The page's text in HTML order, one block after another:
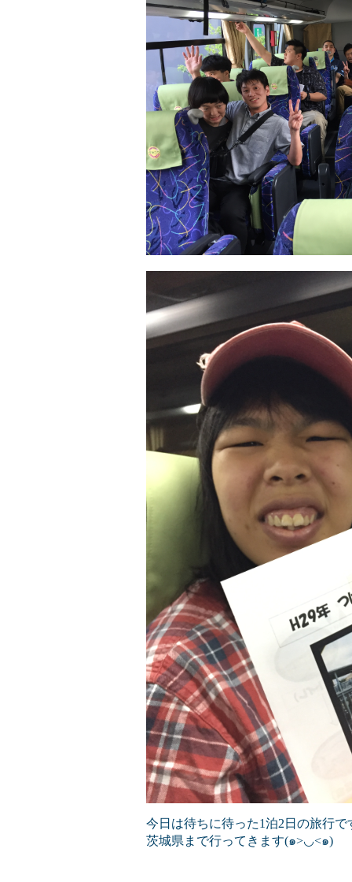
今日は待ちに待った1泊2日の旅行で
茨城県まで行ってきます(๑>◡<๑)